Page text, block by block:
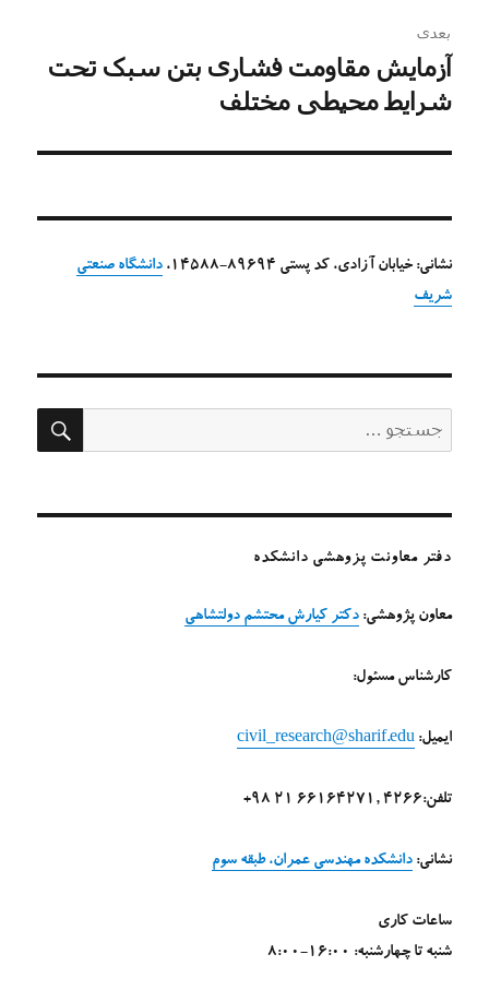
بعدی
نوشته
بعدی:
آزمایش مقاومت فشاری بتن سبک تحت
شرایط محیطی مختلف
نشانی: خیابان آزادی، کد پستی 89694-14588،
دانشگاه صنعتی
شریف
برای:
دفتر معاونت پزوهشی دانشکده
معاون پژوهشی:دکتر کیارش محتشم دولتشاهی
کارشناس مسئول:
ایمیل:civil_research@sharif.edu
تلفن:4266 ,66164271 21 98+
نشانی:دانشکده مهندسی عمران، طبقه سوم
ساعات کاری
شنبه تا چهارشنبه: 16:00-8:00